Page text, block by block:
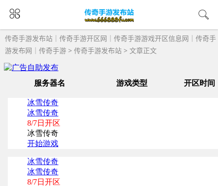
传奇手游发布站｜传奇手游开区网｜传奇手游游戏开区信息网｜传奇手
游发布网｜传奇手游 > 传奇手游发布站 > 文章正文